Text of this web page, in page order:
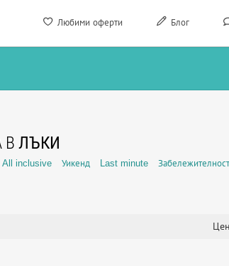
Любими оферти Блог
В ЛЪКИ
All inclusive Уикенд Last minute